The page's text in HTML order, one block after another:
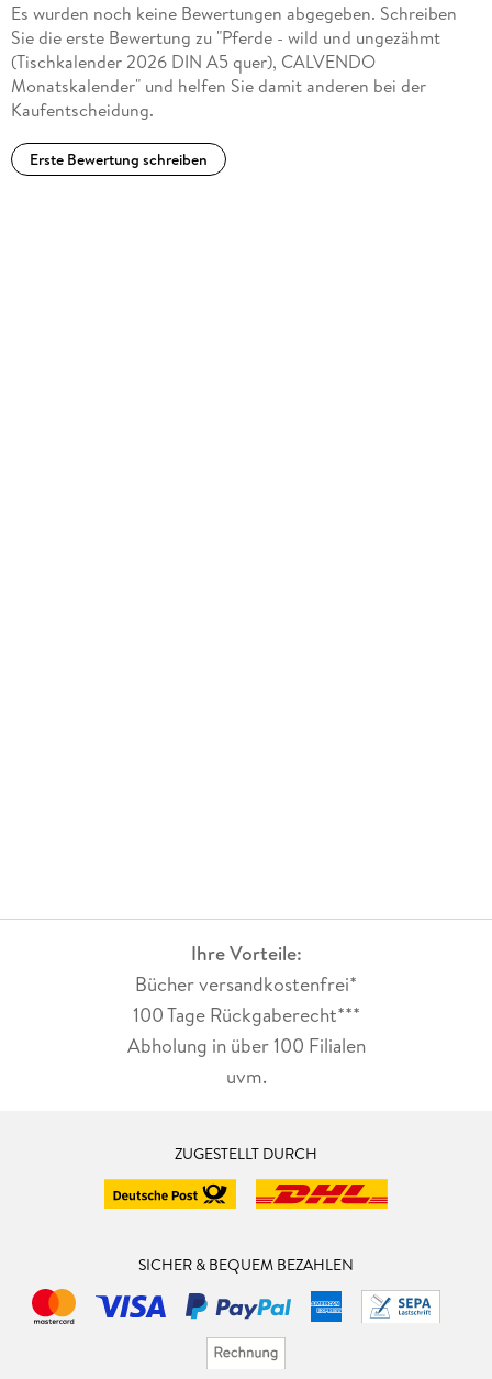
Bleicher
Es wurden noch keine Bewertungen abgegeben. Schreiben
Sie die erste Bewertung zu "Pferde - wild und ungezähmt
(Tischkalender 2026 DIN A5 quer), CALVENDO
Monatskalender" und helfen Sie damit anderen bei der
Kaufentscheidung.
Erste Bewertung schreiben
Ihre Vorteile:
Bücher versandkostenfrei*
100 Tage Rückgaberecht***
Abholung in über 100 Filialen
uvm.
ZUGESTELLT DURCH
SICHER & BEQUEM BEZAHLEN